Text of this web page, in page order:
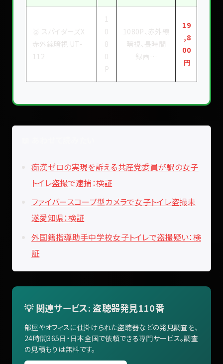
🥈 スパイダーズX
赤外線暗視 UT-
112
1
0
8
0
P
1080P、赤外線
暗視、長時間
録画…
19
,8
00
円
痴漢ゼロの実現を訴える共産党委員が駅の女子
トイレ盗撮で逮捕：検証
ファイバースコープ型カメラで女子トイレ盗撮未
遂愛知県：検証
外国籍指導助手中学校女子トイレで盗撮疑い：検
証
💡 関連サービス: 盗聴器発見110番
部屋やオフィスに仕掛けられた盗聴器などの発見調査を、
24時間365日・日本全国で依頼できる専門サービス。調査
の見積もりは無料です。